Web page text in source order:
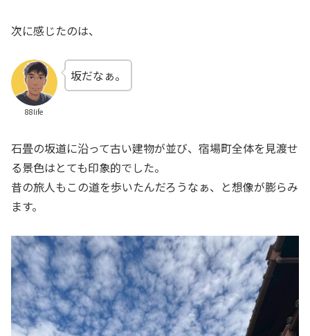
次に感じたのは、
88life
坂だなぁ。
石畳の坂道に沿って古い建物が並び、宿場町全体を見渡せ
る景色はとても印象的でした。
昔の旅人もこの道を歩いたんだろうなぁ、と想像が膨らみ
ます。